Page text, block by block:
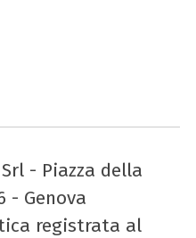
- Piazza della
Genova
registrata al